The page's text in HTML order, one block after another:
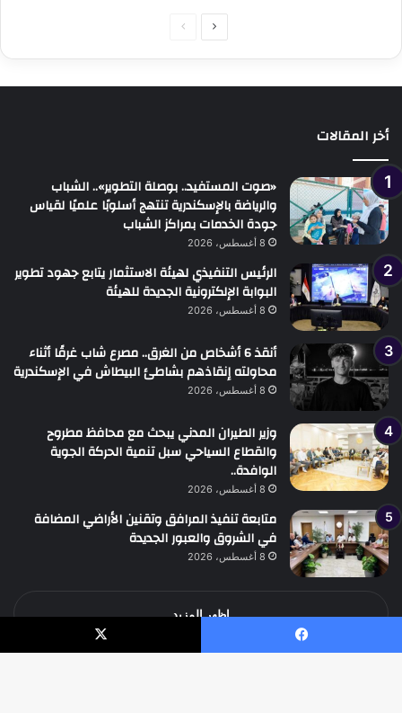
الصفحةالصفحة
أخر المقالات
«صوت المستفيد.. بوصلة التطوير».. الشباب
والرياضة بالإسكندرية تنتهج أسلوبًا علميًا لقياس
جودة الخدمات بمراكز الشباب
8 أغسطس، 2026
الرئيس التنفيذي لهيئة الاستثمار يتابع جهود تطوير
البوابة الإلكترونية الجديدة للهيئة
8 أغسطس، 2026
أنقذ 6 أشخاص من الغرق.. مصرع شاب غرقًا أثناء
محاولته إنقاذهم بشاطئ البيطاش في الإسكندرية
8 أغسطس، 2026
وزير الطيران المدني يبحث مع محافظ مطروح
والقطاع السياحي سبل تنمية الحركة الجوية
الوافدة..
8 أغسطس، 2026
متابعة تنفيذ المرافق وتقنين الأراضي المضافة
في الشروق والعبور الجديدة
8 أغسطس، 2026
اظهر المزيد
فيسبوك ‫X